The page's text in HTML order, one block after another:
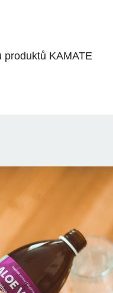
produktů KAMATE